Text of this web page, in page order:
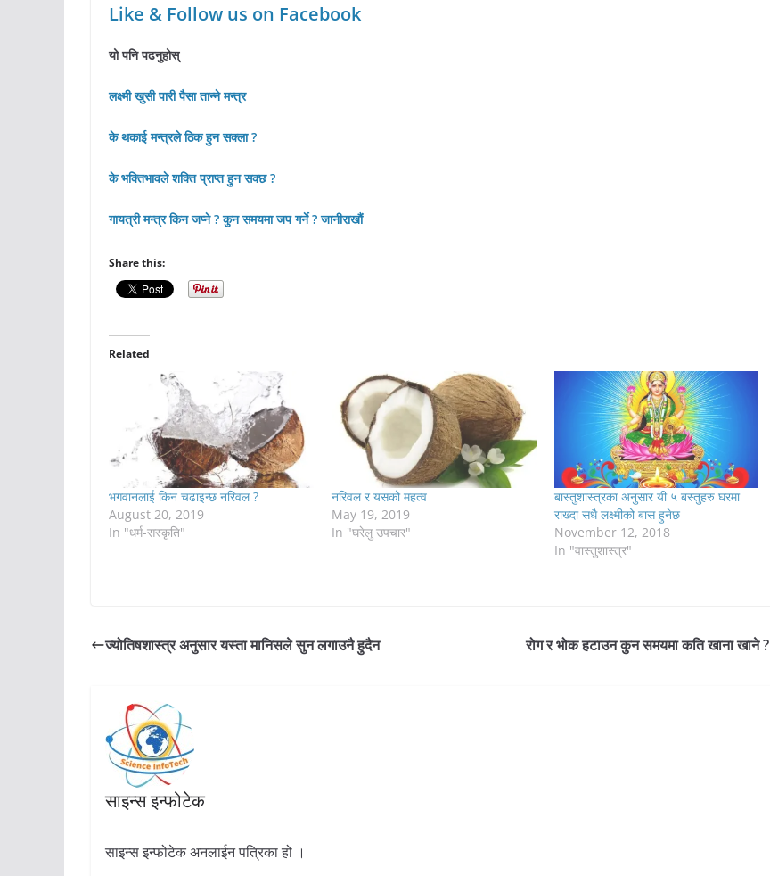
Like & Follow us on Facebook
यो पनि पढनुहोस्
लक्ष्मी खुसी पारी पैसा तान्ने मन्त्र
के थकाई मन्त्रले ठिक हुन सक्ला ?
के भक्तिभावले शक्ति प्राप्त हुन सक्छ ?
गायत्री मन्त्र किन जप्ने ? कुन समयमा जप गर्ने ? जानीराखौं
Share this:
Related
भगवानलाई किन चढाइन्छ नरिवल ?
August 20, 2019
In "धर्म-सस्कृति"
नरिवल र यसको महत्व
May 19, 2019
In "घरेलु उपचार"
बास्तुशास्त्रका अनुसार यी ५ बस्तुहरु घरमा
राख्दा सधै लक्ष्मीको बास हुनेछ
November 12, 2018
In "वास्तुशास्त्र"
ज्योतिषशास्त्र अनुसार यस्ता मानिसले सुन लगाउनै हुदैन रोग र भोक हटाउन कुन समयमा कति खाना खाने ?
साइन्स इन्फोटेक
साइन्स इन्फोटेक अनलाईन पत्रिका हो ।